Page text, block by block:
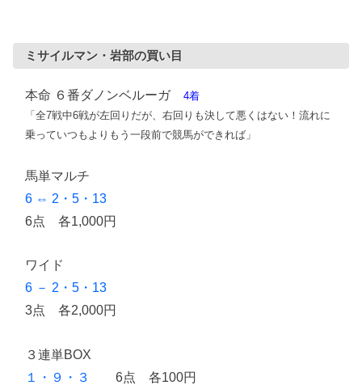
ミサイルマン・岩部の買い目
本命 ６番ダノンベルーガ4着
「全7戦中6戦が左回りだが、右回りも決して悪くはない！流れに
乗っていつもよりもう一段前で競馬ができれば」
馬単マルチ
6 ⇔ 2・5・13
6点 各1,000円
ワイド
6 － 2・5・13
3点 各2,000円
３連単BOX
１・９・３
6点 各100円